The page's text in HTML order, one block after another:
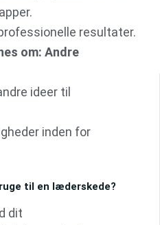
resultater.
om: Andre
ideer til
inden for
til en læderskede?
dit